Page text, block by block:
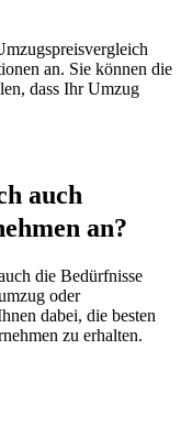
an. Sie können die
dass Ihr Umzug
auch
an?
die Bedürfnisse
oder
dabei, die besten
zu erhalten.